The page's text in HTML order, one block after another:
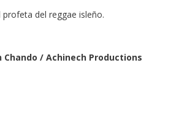
del reggae isleño.
Productions